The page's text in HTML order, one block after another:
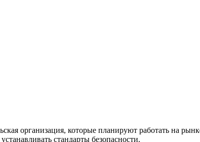
организация, которые планируют работать на
стандарты безопасности.